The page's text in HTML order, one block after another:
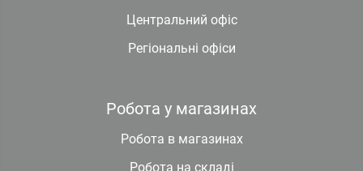
Центральний офіс
Регіональні офіси
Робота у магазинах
Робота в магазинах
Робота на складі